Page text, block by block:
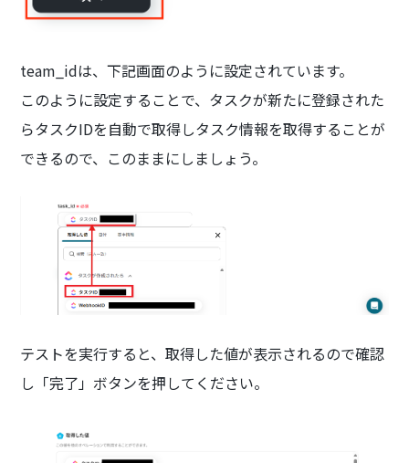
team_idは、下記画面のように設定されています。
このように設定することで、タスクが新たに登録された
らタスクIDを自動で取得しタスク情報を取得することが
できるので、このままにしましょう。
テストを実行すると、取得した値が表示されるので確認
し「完了」ボタンを押してください。